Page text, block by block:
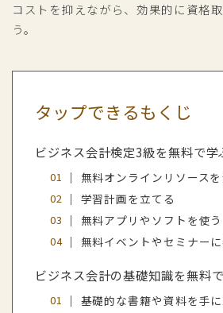
コストを抑えながら、効果的に資格
う。
タップできるもくじ
ビジネス会計検定3級を無料で学
無料オンラインリソース
学習計画を立てる
無料アプリやソフトを使う
無料イベントやセミナー
ビジネス会計の基礎知識を無料
基礎的な書籍や資料を手